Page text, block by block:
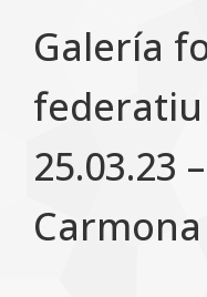
Galería
25.03.23